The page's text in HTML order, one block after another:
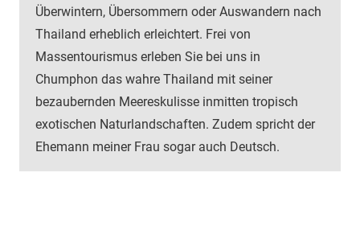
Überwintern, Übersommern oder Auswandern nach
Thailand erheblich erleichtert. Frei von
Massentourismus erleben Sie bei uns in
Chumphon das wahre Thailand mit seiner
bezaubernden Meereskulisse inmitten tropisch
exotischen Naturlandschaften. Zudem spricht der
Ehemann meiner Frau sogar auch Deutsch.